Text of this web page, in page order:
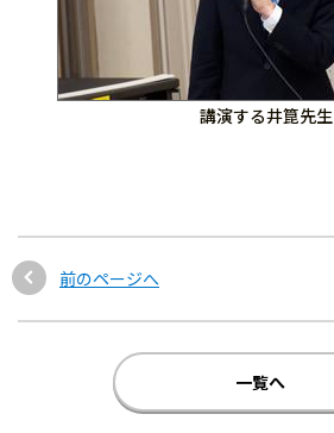
講演する井箟先生
前のページへ
一覧へ